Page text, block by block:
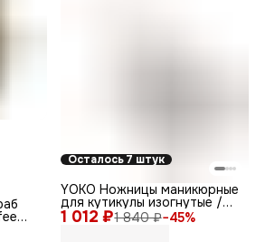
Осталось 7 штук
1 012 ₽1 840 ₽−45%
YOKO Ножницы маникюрные
для кутикулы изогнутые /
Classic Series SN 025,
глянцевые, ручная заточка,